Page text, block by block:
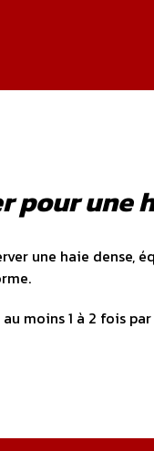
pour une
une haie dense,
moins 1 à 2 fois